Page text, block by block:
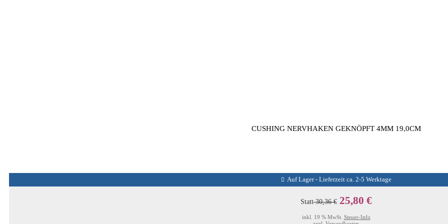
CUSHING NERVHAKEN GEKNÖPFT 4MM 19,0CM
Auf Lager - Lieferzeit ca. 2-5 Werktage
Statt30,36 € 25,80 €
inkl. 19 % MwSt. Steuer-Info